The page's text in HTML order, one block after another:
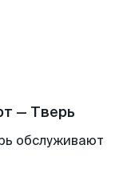
— Тверь
обслуживают